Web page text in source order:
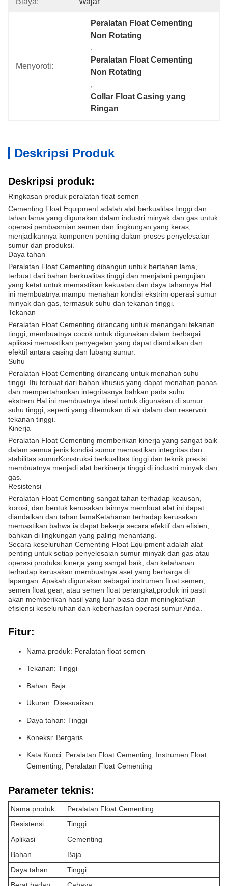
Menyoroti:
Peralatan Float Cementing
Non Rotating
,
Peralatan Float Cementing
Non Rotating
,
Collar Float Casing yang
Ringan
Deskripsi Produk
Deskripsi produk:
Ringkasan produk peralatan float semen
Cementing Float Equipment adalah alat berkualitas tinggi dan
tahan lama yang digunakan dalam industri minyak dan gas untuk
operasi pembasmian semen.dan lingkungan yang keras,
menjadikannya komponen penting dalam proses penyelesaian
sumur dan produksi.
Daya tahan
Peralatan Float Cementing dibangun untuk bertahan lama,
terbuat dari bahan berkualitas tinggi dan menjalani pengujian
yang ketat untuk memastikan kekuatan dan daya tahannya.Hal
ini membuatnya mampu menahan kondisi ekstrim operasi sumur
minyak dan gas, termasuk suhu dan tekanan tinggi.
Tekanan
Peralatan Float Cementing dirancang untuk menangani tekanan
tinggi, membuatnya cocok untuk digunakan dalam berbagai
aplikasi.memastikan penyegelan yang dapat diandalkan dan
efektif antara casing dan lubang sumur.
Suhu
Peralatan Float Cementing dirancang untuk menahan suhu
tinggi. Itu terbuat dari bahan khusus yang dapat menahan panas
dan mempertahankan integritasnya bahkan pada suhu
ekstrem.Hal ini membuatnya ideal untuk digunakan di sumur
suhu tinggi, seperti yang ditemukan di air dalam dan reservoir
tekanan tinggi.
Kinerja
Peralatan Float Cementing memberikan kinerja yang sangat baik
dalam semua jenis kondisi sumur.memastikan integritas dan
stabilitas sumurKonstruksi berkualitas tinggi dan teknik presisi
membuatnya menjadi alat berkinerja tinggi di industri minyak dan
gas.
Resistensi
Peralatan Float Cementing sangat tahan terhadap keausan,
korosi, dan bentuk kerusakan lainnya.membuat alat ini dapat
diandalkan dan tahan lamaKetahanan terhadap kerusakan
memastikan bahwa ia dapat bekerja secara efektif dan efisien,
bahkan di lingkungan yang paling menantang.
Secara keseluruhan Cementing Float Equipment adalah alat
penting untuk setiap penyelesaian sumur minyak dan gas atau
operasi produksi.kinerja yang sangat baik, dan ketahanan
terhadap kerusakan membuatnya aset yang berharga di
lapangan. Apakah digunakan sebagai instrumen float semen,
semen float gear, atau semen float perangkat,produk ini pasti
akan memberikan hasil yang luar biasa dan meningkatkan
efisiensi keseluruhan dan keberhasilan operasi sumur Anda.
Fitur:
Nama produk: Peralatan float semen
Tekanan: Tinggi
Bahan: Baja
Ukuran: Disesuaikan
Daya tahan: Tinggi
Koneksi: Bergaris
Kata Kunci: Peralatan Float Cementing, Instrumen Float
Cementing, Peralatan Float Cementing
Parameter teknis:
Nama produk
Peralatan Float Cementing
Resistensi
Tinggi
Aplikasi
Cementing
Bahan
Baja
Daya tahan
Tinggi